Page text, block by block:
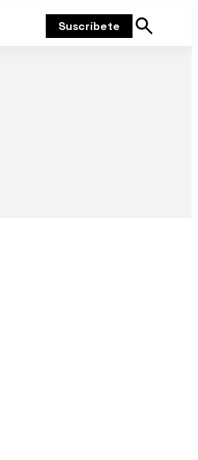
Suscríbete
Mostrar